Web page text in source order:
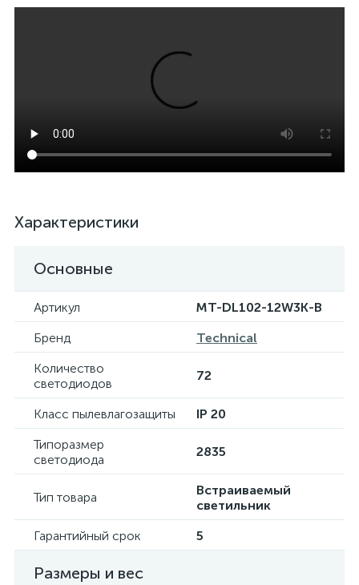
Характеристики
Основные
Артикул
MT-DL102-12W3K-B
Бренд
Technical
Количество
светодиодов
72
Класс пылевлагозащиты
IP 20
Типоразмер
светодиода
2835
Тип товара
Встраиваемый
светильник
Гарантийный срок
5
Размеры и вес